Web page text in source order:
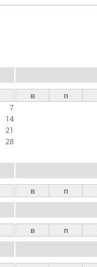
7
14
21
28
в п
в п
в п